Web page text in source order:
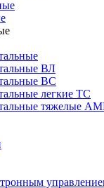
ВЛ
ВС
легкие ТС
тяжелые